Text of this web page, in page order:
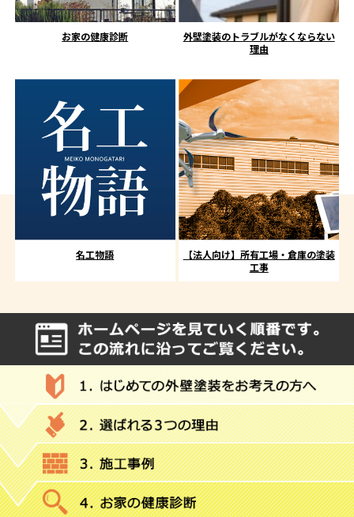
お家の健康診断
外壁塗装のトラブルがなくならない
理由
名工物語
【法人向け】所有工場・倉庫の塗装
工事